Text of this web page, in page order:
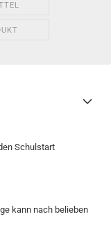
Schulstart
kann nach belieben